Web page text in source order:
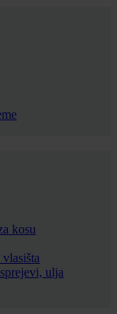
kosu
ulja